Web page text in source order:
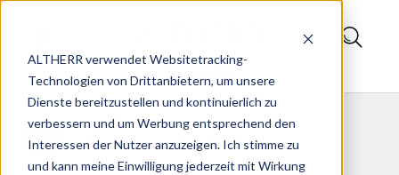
ALTHERR verwendet Websitetracking-
Technologien von Drittanbietern, um unsere
Dienste bereitzustellen und kontinuierlich zu
verbessern und um Werbung entsprechend den
Interessen der Nutzer anzuzeigen. Ich stimme zu
und kann meine Einwilligung jederzeit mit Wirkung
Magazin
Produkte im Artikel